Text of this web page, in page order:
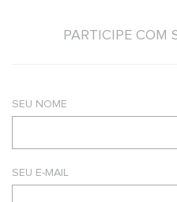
PARTICIPE COM
SEU NOME
SEU E-MAIL